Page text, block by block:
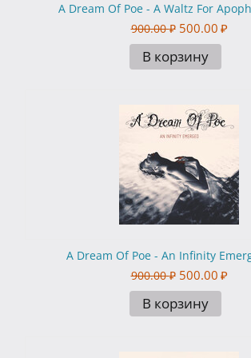
A Dream Of Poe - A Waltz For
900.00 ₽ 500.00 ₽
В корзину
A Dream Of Poe - An Infinity
900.00 ₽ 500.00 ₽
В корзину